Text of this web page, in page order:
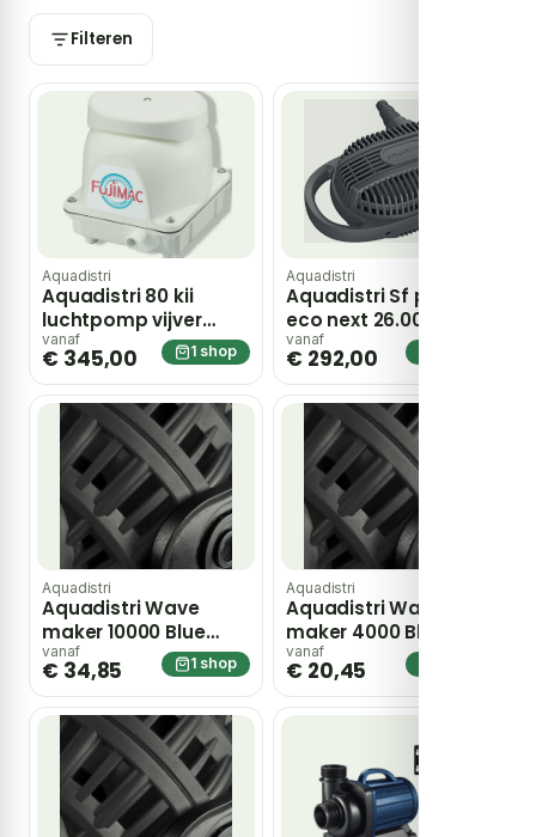
Filteren
Aquadistri
Aquadistri 80 kii
luchtpomp vijver
Fujimac – grijs
vanaf
€ 345,00 1 shop
Aquadistri
Aquadistri Sf pond
eco next 26.000-
240w – zwart
vanaf
€ 292,00
Aquadistri
Aquadistri Wave
maker 10000 Blue
Marine – zwart
vanaf
€ 34,85 1 shop
Aquadistri
Aquadistri Wave
maker 4000 Blue
Marine – zwart
vanaf
€ 20,45